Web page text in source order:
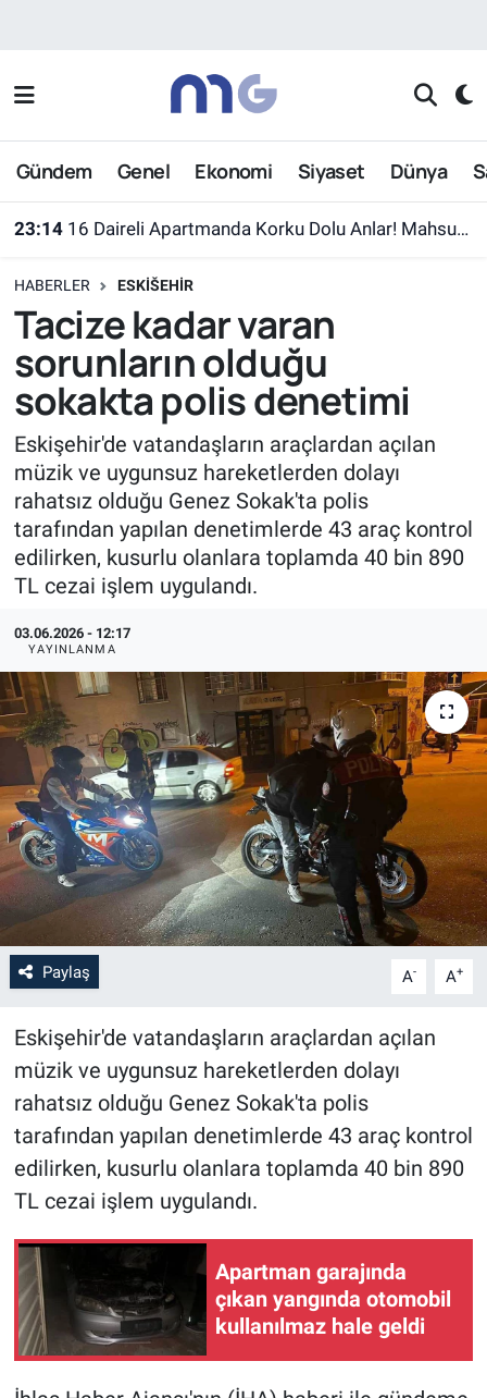
Gündem Genel Ekonomi Siyaset Dünya
23:14 16 Daireli Apartmanda Korku Dolu Anlar! Mahsur Kalanlar Kurtarıldı
HABERLER ESKIŠEHIR
Tacize kadar varan
sorunların olduğu
sokakta polis denetimi
Eskişehir'de vatandaşların araçlardan açılan
müzik ve uygunsuz hareketlerden dolayı
rahatsız olduğu Genez Sokak'ta polis
tarafından yapılan denetimlerde 43 araç kontrol
edilirken, kusurlu olanlara toplamda 40 bin 890
TL cezai işlem uygulandı.
03.06.2026 - 12:17
YAYINLANMA
Paylaş A- A+
Eskişehir'de vatandaşların araçlardan açılan
müzik ve uygunsuz hareketlerden dolayı
rahatsız olduğu Genez Sokak'ta polis
tarafından yapılan denetimlerde 43 araç kontrol
edilirken, kusurlu olanlara toplamda 40 bin 890
TL cezai işlem uygulandı.
Apartman garajında
çıkan yangında otomobil
kullanılmaz hale geldi
Nöbetçi Eczaneler
Hava Durumu
Süper Lig Puan Durumu ve Fikstür
Tüm Manşetler
Son Dakika Haberleri
Haber Arşivi